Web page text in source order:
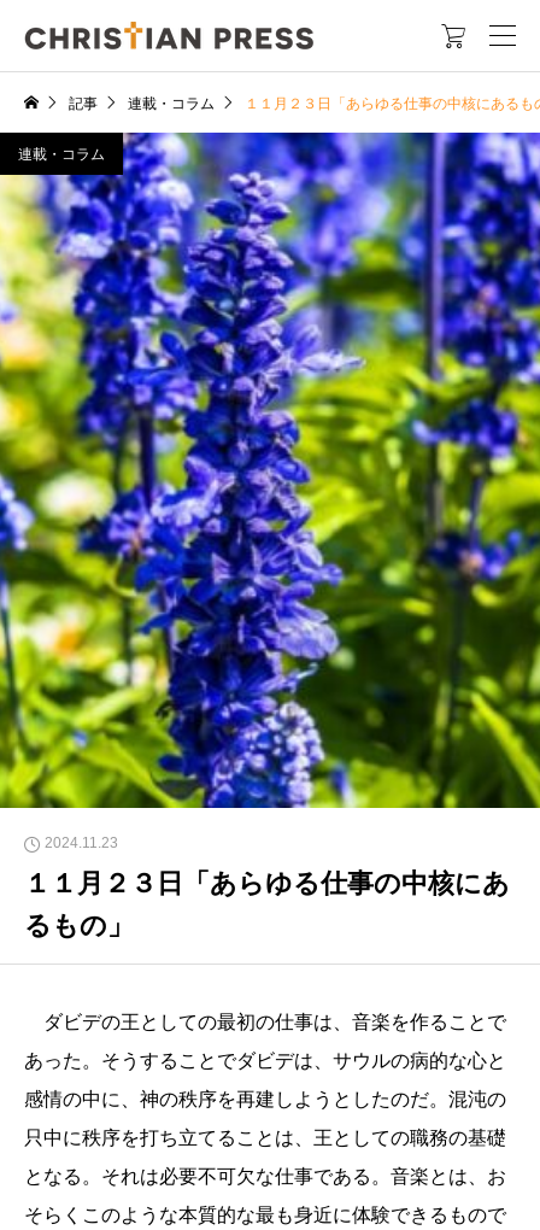

記事 連載・コラム １１月２３日「あらゆる仕事の中核にあるも
連載・コラム
2024.11.23
１１月２３日「あらゆる仕事の中核にあ
るもの」
ダビデの王としての最初の仕事は、音楽を作ることで
あった。そうすることでダビデは、サウルの病的な心と
感情の中に、神の秩序を再建しようとしたのだ。混沌の
只中に秩序を打ち立てることは、王としての職務の基礎
となる。それは必要不可欠な仕事である。音楽とは、お
そらくこのような本質的な最も身近に体験できるもので